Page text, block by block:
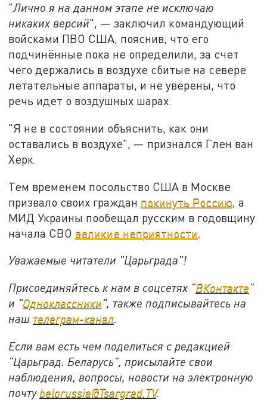
"Лично я на данном этапе не исключаю
никаких версий", — заключил командующий
войсками ПВО США, пояснив, что его
подчинённые пока не определили, за счет
чего держались в воздухе сбитые на севере
летательные аппараты, и не уверены, что
речь идет о воздушных шарах.
"Я не в состоянии объяснить, как они
оставались в воздухе", — признался Глен ван
Херк.
Тем временем посольство США в Москве
призвало своих граждан покинуть Россию , а
МИД Украины пообещал русским в годовщину
начала СВО великие неприятности
Уважаемые читатели "Царьграда"!
Присоединяйтесь к нам в соцсетях "ВКонтакте"
и "Одноклассники", также подписывайтесь на
наш телеграм-канал.
Если вам есть чем поделиться с редакцией
"Царьград. Беларусь", присылайте свои
наблюдения, вопросы, новости на электронную
почту belorussia@Tsargrad.TV.